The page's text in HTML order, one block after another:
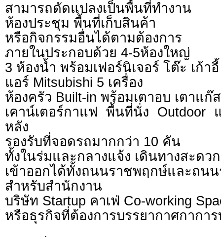
สามารถดัดแปลงเป็นพื้นที่ทำงาน
ห้องประชุม พื้นที่เก็บสินค้า
หรือกิจกรรมอื่นได้ตามต้องการ
ภายในประกอบด้วย 4-5ห้องใหญ่
3 ห้องน้ำ พร้อมเฟอร์นิเจอร์ โต๊ะ เก้าอี้
แอร์ Mitsubishi 5 เครื่อง
ห้องครัว Built-in พร้อมเตาอบ เตาแก๊
เคาน์เตอร์กาแฟ พื้นที่นั่ง Outdoor
หลัง
รองรับที่จอดรถมากกว่า 10 คัน
ทั้งในร่มและกลางแจ้ง เดินทางสะดวก
เข้าออกได้ทั้งถนนราชพฤกษ์และถนน
สำหรับสำนักงาน
บริษัท Startup คาเฟ่ Co-working
หรือธุรกิจที่ต้องการบรรยากาศกากา